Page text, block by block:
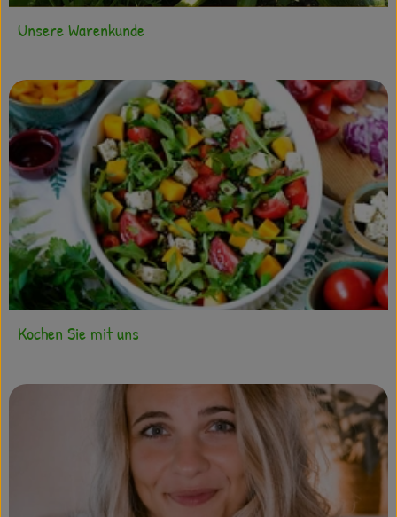
Unsere Warenkunde
Kochen Sie mit uns